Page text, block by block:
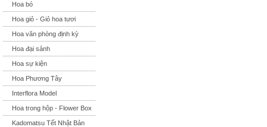
Hoa bó
Hoa giỏ - Giỏ hoa tươi
Hoa văn phòng định kỳ
Hoa đại sảnh
Hoa sự kiện
Hoa Phương Tây
Interflora Model
Hoa trong hộp - Flower Box
Kadomatsu Tết Nhật Bản